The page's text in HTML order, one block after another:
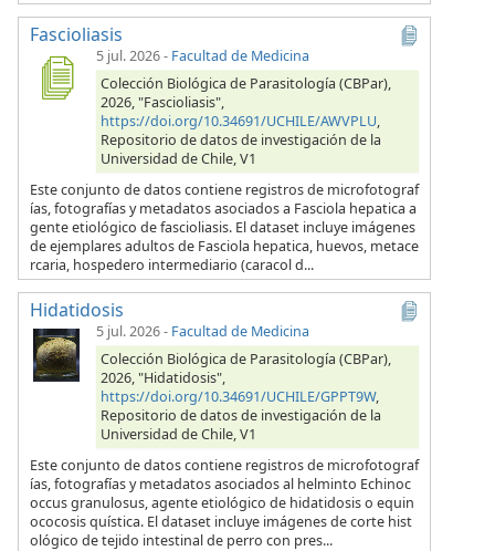
Fascioliasis
5 jul. 2026- Facultad de Medicina
Colección Biológica de Parasitología (CBPar),
2026, "Fascioliasis",
https://doi.org/10.34691/UCHILE/AWVPLU,
Repositorio de datos de investigación de la
Universidad de Chile, V1
Este conjunto de datos contiene registros de microfotograf
ías, fotografías y metadatos asociados a Fasciola hepatica a
gente etiológico de fascioliasis. El dataset incluye imágenes
de ejemplares adultos de Fasciola hepatica, huevos, metace
rcaria, hospedero intermediario (caracol d...
Hidatidosis
5 jul. 2026- Facultad de Medicina
Colección Biológica de Parasitología (CBPar),
2026, "Hidatidosis",
https://doi.org/10.34691/UCHILE/GPPT9W,
Repositorio de datos de investigación de la
Universidad de Chile, V1
Este conjunto de datos contiene registros de microfotograf
ías, fotografías y metadatos asociados al helminto Echinoc
occus granulosus, agente etiológico de hidatidosis o equin
ococosis quística. El dataset incluye imágenes de corte hist
ológico de tejido intestinal de perro con pres...